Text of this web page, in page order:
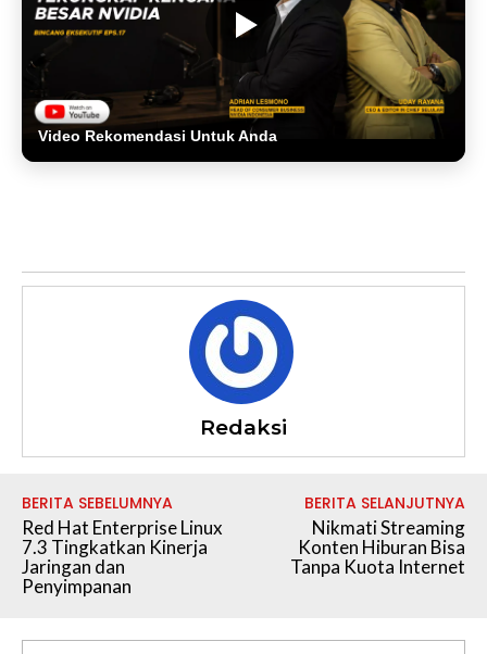
Video Rekomendasi Untuk Anda
Redaksi
BERITA SEBELUMNYA
Red Hat Enterprise Linux
7.3 Tingkatkan Kinerja
Jaringan dan
Penyimpanan
BERITA SELANJUTNYA
Nikmati Streaming
Konten Hiburan Bisa
Tanpa Kuota Internet